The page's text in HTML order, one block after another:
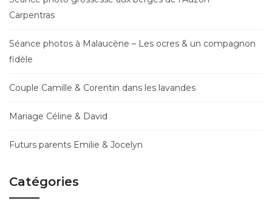
Carpentras
Séance photos à Malaucène – Les ocres & un compagnon
fidèle
Couple Camille & Corentin dans les lavandes
Mariage Céline & David
Futurs parents Emilie & Jocelyn
Catégories